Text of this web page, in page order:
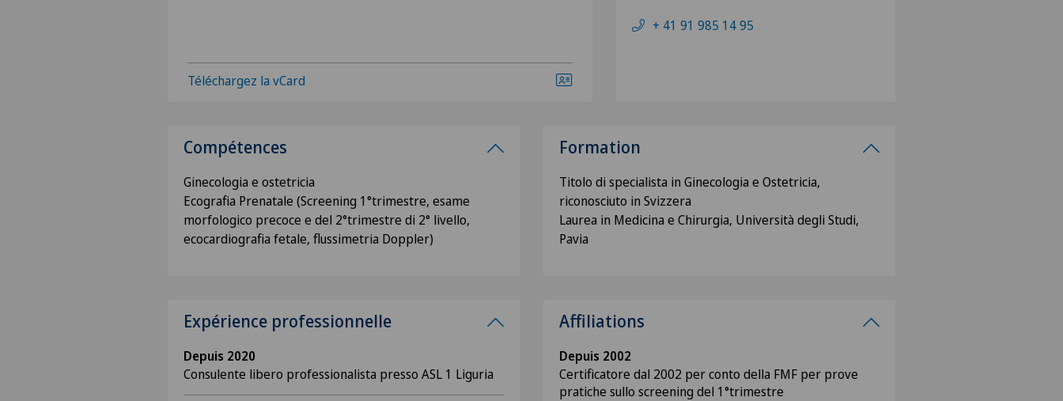
Téléchargez la vCard
+ 41 91 985 14 95
Compétences
Ginecologia e ostetricia
Ecografia Prenatale (Screening 1°trimestre, esame
morfologico precoce e del 2°trimestre di 2° livello,
ecocardiografia fetale, flussimetria Doppler)
Expérience professionnelle
Depuis 2020
Consulente libero professionalista presso ASL 1 Liguria
Formation
Titolo di specialista in Ginecologia e Ostetricia,
riconosciuto in Svizzera
Laurea in Medicina e Chirurgia, Università degli Studi,
Pavia
Affiliations
Depuis 2002
Certificatore dal 2002 per conto della FMF per prove
pratiche sullo screening del 1°trimestre